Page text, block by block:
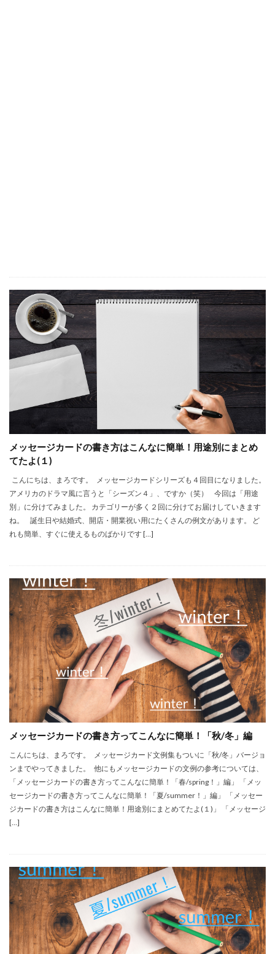
メッセージカードの書き方はこんなに簡単！用途別にまとめ
てたよ(１)
こんにちは、まろです。 メッセージカードシリーズも４回目になりました。
アメリカのドラマ風に言うと「シーズン４」、ですか（笑） 今回は「用途
別」に分けてみました。 カテゴリーが多く２回に分けてお届けしていきます
ね。 誕生日や結婚式、開店・開業祝い用にたくさんの例文があります。 ど
れも簡単、すぐに使えるものばかりです […]
メッセージカードの書き方ってこんなに簡単！「秋/冬」編
こんにちは、まろです。 メッセージカード文例集もついに「秋/冬」バージョ
ンまでやってきました。 他にもメッセージカードの文例の参考については、
「メッセージカードの書き方ってこんなに簡単！「春/spring！」編」 「メッ
セージカードの書き方ってこんなに簡単！「夏/summer！」編」 「メッセー
ジカードの書き方はこんなに簡単！用途別にまとめてたよ(１)」 「メッセージ
[…]